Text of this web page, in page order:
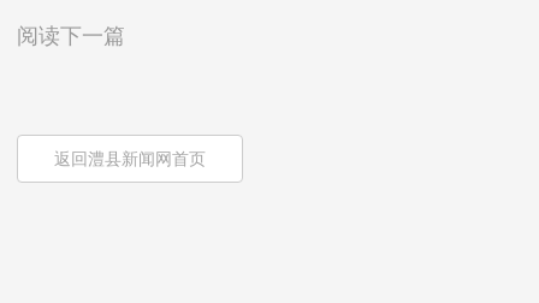
阅读下一篇
返回澧县新闻网首页